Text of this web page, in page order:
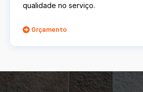
qualidade no serviço.
Orçamento